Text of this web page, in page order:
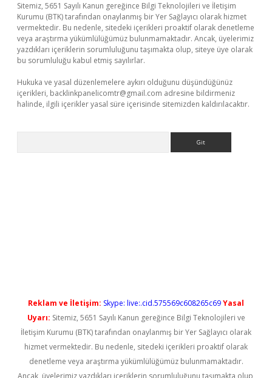
Sitemiz, 5651 Sayılı Kanun gereğince Bilgi Teknolojileri ve İletişim
Kurumu (BTK) tarafından onaylanmış bir Yer Sağlayıcı olarak hizmet
vermektedir. Bu nedenle, sitedeki içerikleri proaktif olarak denetleme
veya araştırma yükümlülüğümüz bulunmamaktadır. Ancak, üyelerimiz
yazdıkları içeriklerin sorumluluğunu taşımakta olup, siteye üye olarak
bu sorumluluğu kabul etmiş sayılırlar.
Hukuka ve yasal düzenlemelere aykırı olduğunu düşündüğünüz
içerikleri, backlinkpanelicomtr@gmail.com adresine bildirmeniz
halinde, ilgili içerikler yasal süre içerisinde sitemizden kaldırılacaktır.
Reklam ve İletişim: Skype: live:.cid.575569c608265c69Yasal
Uyarı: Sitemiz, 5651 Sayılı Kanun gereğince Bilgi Teknolojileri ve
İletişim Kurumu (BTK) tarafından onaylanmış bir Yer Sağlayıcı olarak
hizmet vermektedir. Bu nedenle, sitedeki içerikleri proaktif olarak
denetleme veya araştırma yükümlülüğümüz bulunmamaktadır.
Ancak, üyelerimiz yazdıkları içeriklerin sorumluluğunu taşımakta olup,